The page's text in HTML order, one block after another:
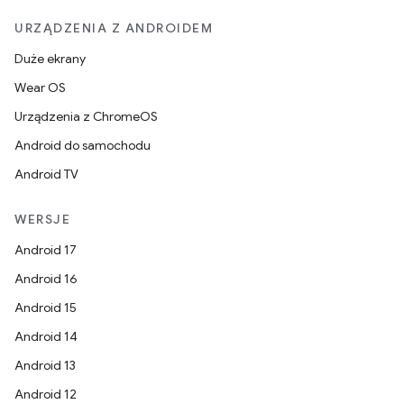
URZĄDZENIA Z ANDROIDEM
Duże ekrany
Wear OS
Urządzenia z ChromeOS
Android do samochodu
Android TV
WERSJE
Android 17
Android 16
Android 15
Android 14
Android 13
Android 12